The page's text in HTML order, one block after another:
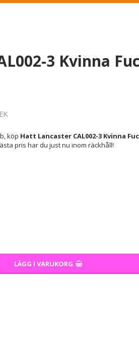
3 Kvinna
köp Hatt Lancaster CAL002-3 Kvinna
pris har du just nu inom räckhåll!
LÄGG I VARUKORG